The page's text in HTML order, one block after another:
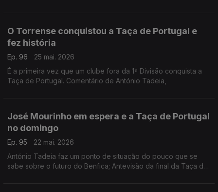
O Torrense conquistou a Taça de Portugal e
fez história
Ep. 96
25 mai. 2026
É a primeira vez que um clube fora da 1ª Divisão conquista a
Taça de Portugal. Comentário de António Tadeia,
José Mourinho em espera e a Taça de Portugal
no domingo
Ep. 95
22 mai. 2026
António Tadeia faz um ponto de situação do pouco que se
sabe sobre o futuro do Benfica; Antevisão da final da Taça de